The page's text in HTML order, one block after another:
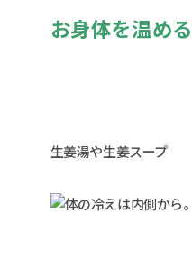
お身体を温め
生姜湯や生姜スープ